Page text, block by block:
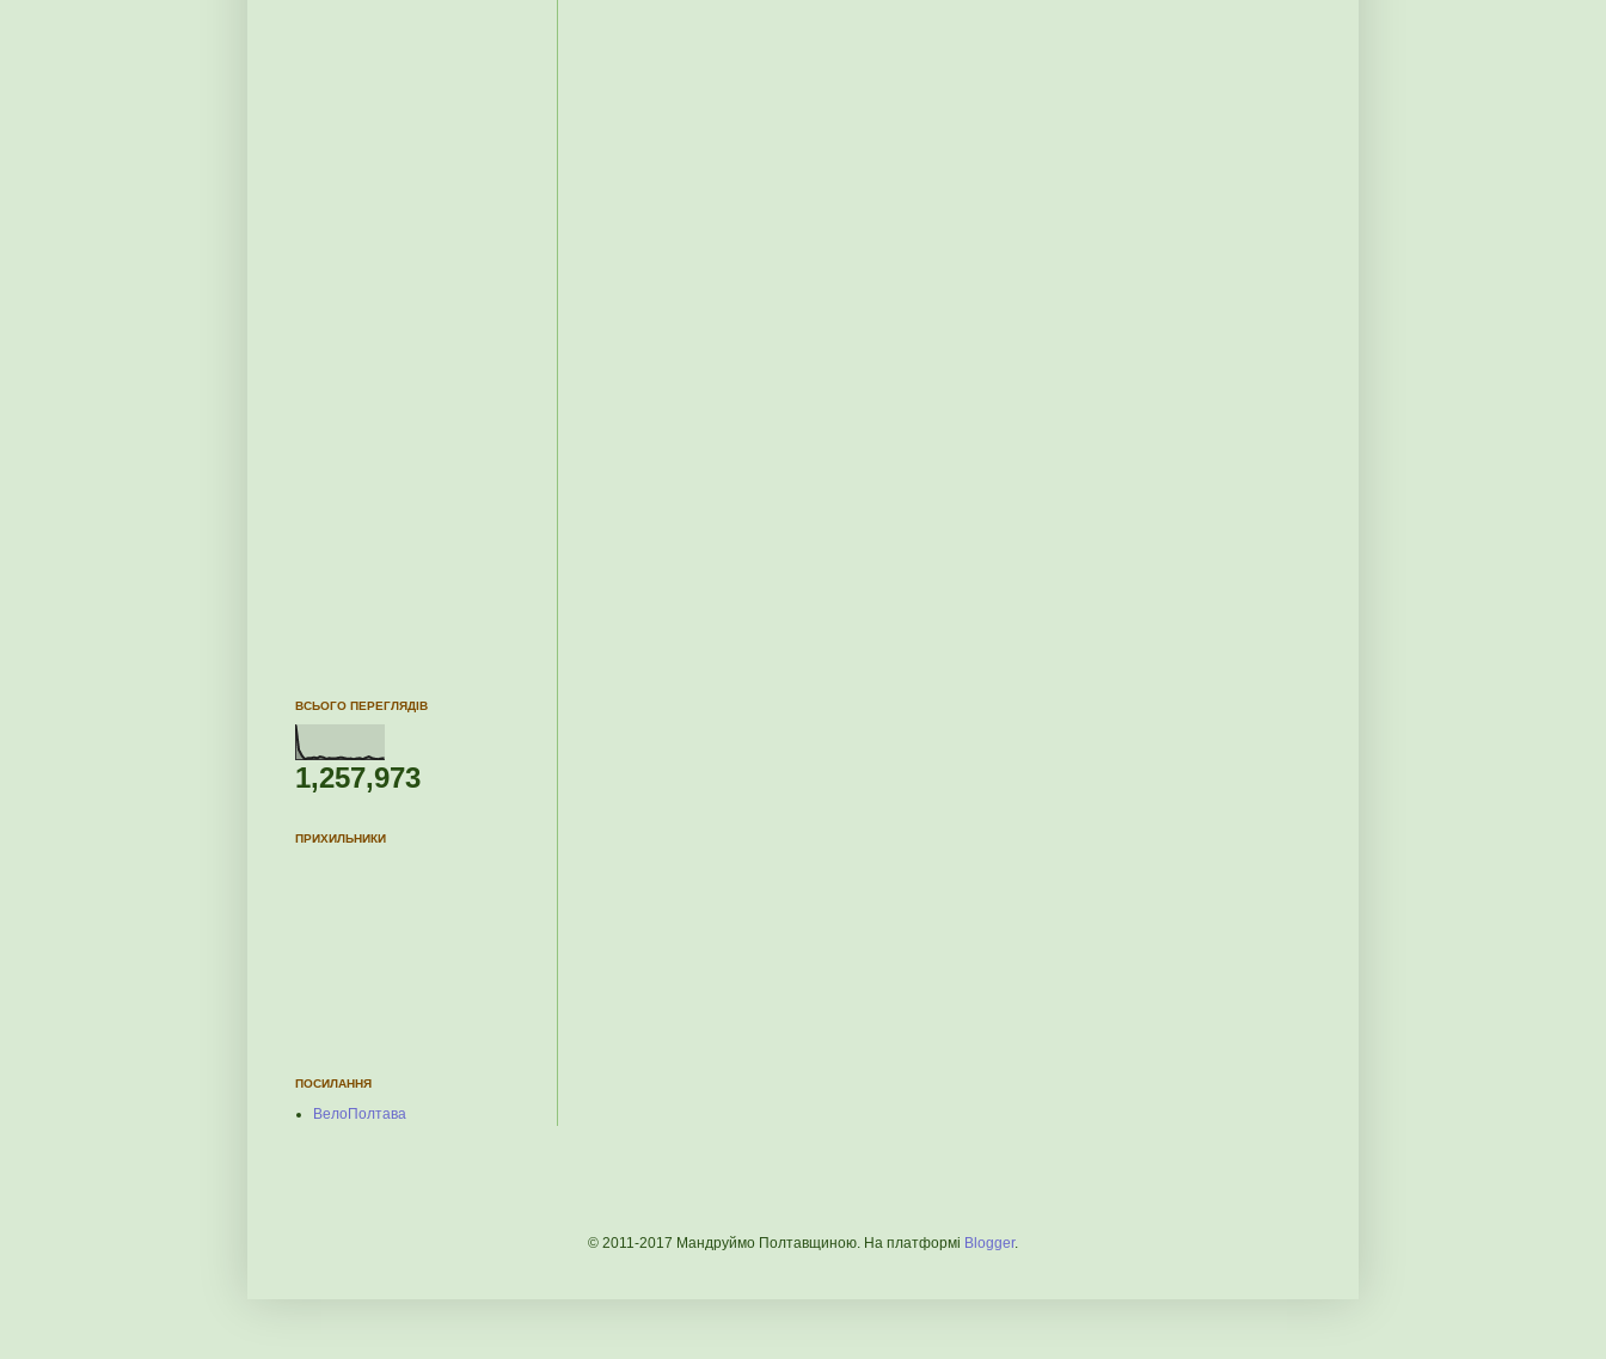
ВСЬОГО ПЕРЕГЛЯДІВ
1,257,973
ПРИХИЛЬНИКИ
ПОСИЛАННЯ
ВелоПолтава
© 2011-2017 Мандруймо Полтавщиною. На платформі Blogger.